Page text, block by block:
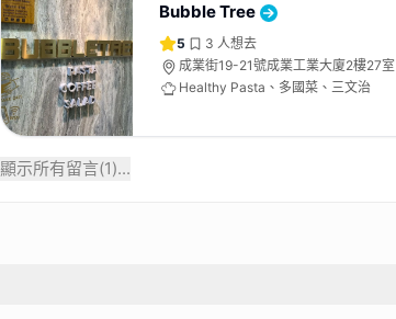
Bubble Tree
5 3 人想去
成業街19-21號成業工業大廈2樓27室
Healthy Pasta、多國菜、三文治
顯示所有留言(1)...